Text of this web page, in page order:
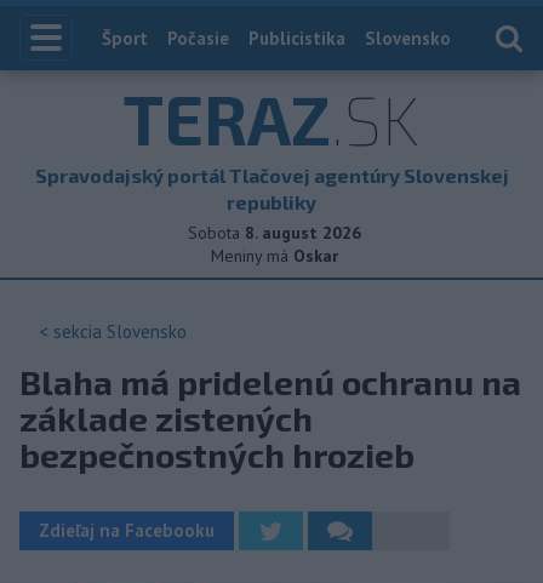
Index
Šport Počasie Publicistika Slovensko
TERAZ.SK
Spravodajský portál Tlačovej agentúry Slovenskej
republiky
Sobota 8. august 2026
Meniny má Oskar
< sekcia Slovensko
Blaha má pridelenú ochranu na
základe zistených
bezpečnostných hrozieb
Zdieľaj na Facebooku